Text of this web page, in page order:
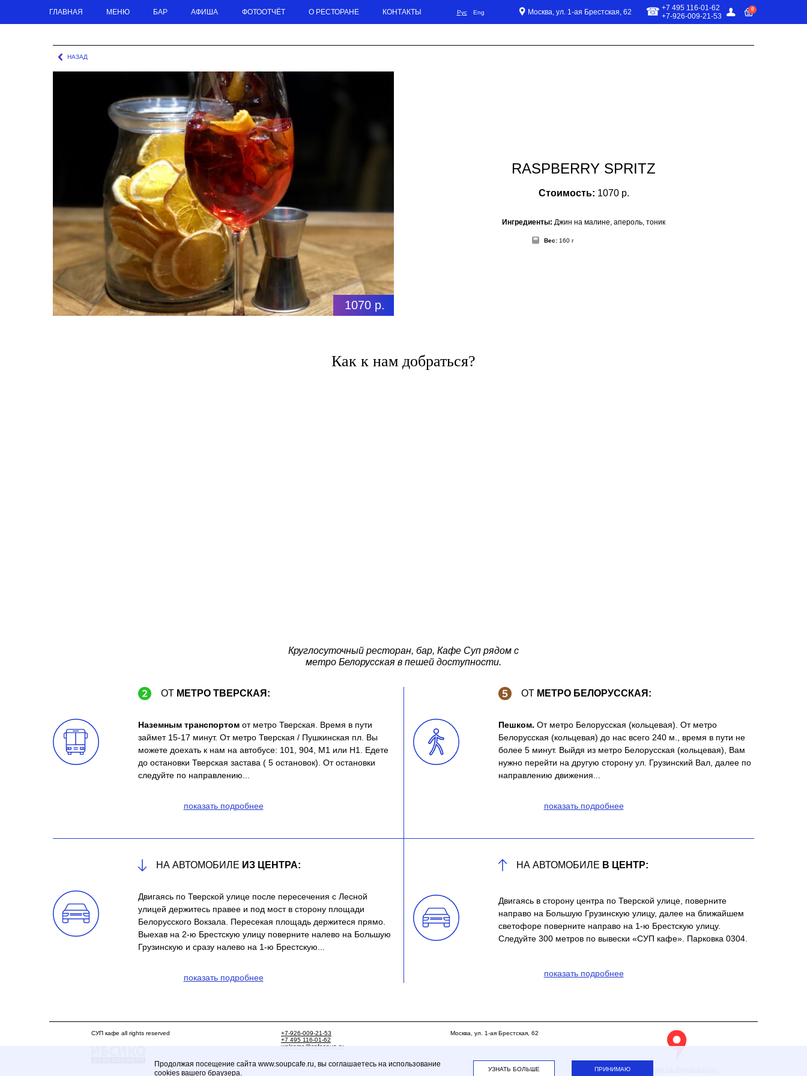
ГЛАВНАЯ МЕНЮ БАР АФИША ФОТООТЧЁТ О РЕСТОРАНЕ КОНТАКТЫ Рус Eng Москва, ул. 1-ая Брестская, 62
+7 495 116-01-62
+7-926-009-21-53
0
О МЕНЮ
НАЗАД
1070 р.
RASPBERRY SPRITZ
Стоимость: 1070 р.
Ингредиенты: Джин на малине, апероль, тоник
Вес: 160 г
Как к нам добраться?
Круглосуточный ресторан, бар, Кафе Суп рядом с
метро Белорусская в пешей доступности.
ОТ МЕТРО ТВЕРСКАЯ:
Наземным транспортом от метро Тверская. Время в пути
займет 15-17 минут. От метро Тверская / Пушкинская пл. Вы
можете доехать к нам на автобусе: 101, 904, М1 или Н1. Едете
до остановки Тверская застава ( 5 остановок). От остановки
следуйте по направлению...
показать подробнее
ОТ МЕТРО БЕЛОРУССКАЯ:
Пешком. От метро Белорусская (кольцевая). От метро
Белорусская (кольцевая) до нас всего 240 м., время в пути не
более 5 минут. Выйдя из метро Белорусская (кольцевая), Вам
нужно перейти на другую сторону ул. Грузинский Вал, далее по
направлению движения...
показать подробнее
НА АВТОМОБИЛЕ ИЗ ЦЕНТРА:
Двигаясь по Тверской улице после пересечения с Лесной
улицей держитесь правее и под мост в сторону площади
Белорусского Вокзала. Пересекая площадь держитеся прямо.
Выехав на 2-ю Брестскую улицу поверните налево на Большую
Грузинскую и сразу налево на 1-ю Брестскую...
показать подробнее
НА АВТОМОБИЛЕ В ЦЕНТР:
Двигаясь в сторону центра по Тверской улице, поверните
направо на Большую Грузинскую улицу, далее на ближайшем
светофоре поверните направо на 1-ю Брестскую улицу.
Следуйте 300 метров по вывески «СУП кафе». Парковка 0304.
показать подробнее
СУП кафе all rights reserved
+7-926-009-21-53
+7 495 116-01-62
welcome@cafesoup.ru
Москва, ул. 1-ая Брестская, 62
Продолжая посещение сайта www.soupcafe.ru, вы соглашаетесь на использование
cookies вашего браузера.
УЗНАТЬ БОЛЬШЕ ПРИНИМАЮ